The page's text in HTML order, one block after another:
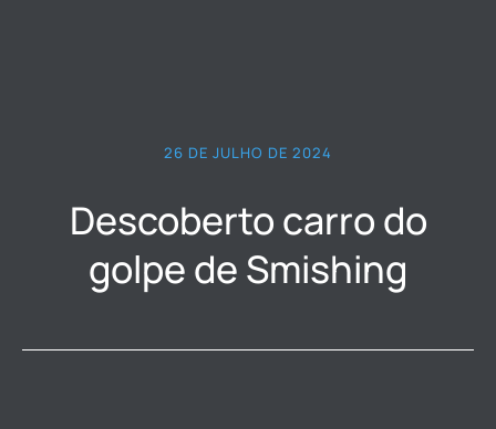
26 DE JULHO DE 2024
Descoberto carro do
golpe de Smishing